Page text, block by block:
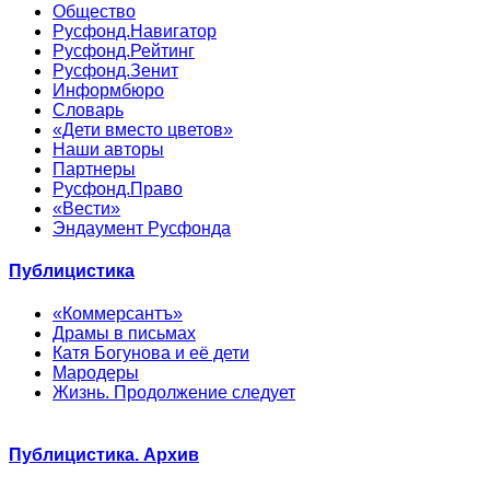
Общество
Русфонд.Навигатор
Русфонд.Рейтинг
Русфонд.Зенит
Информбюро
Словарь
«Дети вместо цветов»
Наши авторы
Партнеры
Русфонд.Право
«Вести»
Эндаумент Русфонда
Публицистика
«Коммерсантъ»
Драмы в письмах
Катя Богунова и её дети
Мародеры
Жизнь. Продолжение следует
Публицистика. Архив